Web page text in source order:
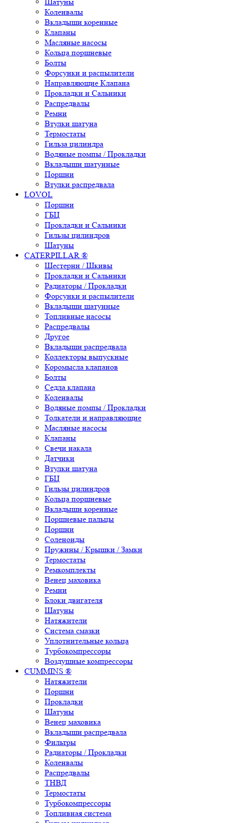
Коленвалы
Вкладыши коренные
Клапаны
Масляные насосы
Кольца поршневые
Болты
Форсунки и распылители
Направляющие Клапана
Прокладки и Сальники
Распредвалы
Ремни
Втулки шатуна
Термостаты
Гильза цилиндра
Водяные помпы / Прокладки
Вкладыши шатунные
Поршни
Втулки распредвала
LOVOL
Поршни
ГБЦ
Прокладки и Сальники
Гильзы цилиндров
Шатуны
CATERPILLAR ®
Шестерни / Шкивы
Прокладки и Сальники
Радиаторы / Прокладки
Форсунки и распылители
Вкладыши шатунные
Топливные насосы
Распредвалы
Другое
Вкладыши распредвала
Коллекторы выпускные
Коромысла клапанов
Болты
Седла клапана
Коленвалы
Водяные помпы / Прокладки
Толкатели и направляющие
Масляные насосы
Клапаны
Свечи накала
Датчики
Втулки шатуна
ГБЦ
Гильзы цилиндров
Кольца поршневые
Вкладыши коренные
Поршневые пальцы
Поршни
Соленоиды
Пружины / Крышки / Замки
Термостаты
Ремкомплекты
Венец маховика
Ремни
Блоки двигателя
Шатуны
Натяжители
Система смазки
Уплотнительные кольца
Турбокомпрессоры
Воздушные компрессоры
CUMMINS ®
Натяжители
Поршни
Прокладки
Шатуны
Венец маховика
Вкладыши распредвала
Фильтры
Радиаторы / Прокладки
Коленвалы
Распредвалы
ТНВД
Термостаты
Турбокомпрессоры
Топливная система